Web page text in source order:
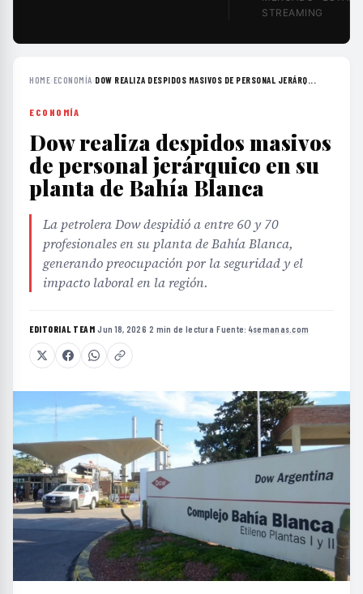
STREAMING
HOME›ECONOMÍA›DOW REALIZA DESPIDOS MASIVOS DE PERSONAL JERÁRQ...
ECONOMÍA
Dow realiza despidos masivos
de personal jerárquico en su
planta de Bahía Blanca
La petrolera Dow despidió a entre 60 y 70
profesionales en su planta de Bahía Blanca,
generando preocupación por la seguridad y el
impacto laboral en la región.
EDITORIAL TEAM·Jun 18, 2026·2 min de lectura·Fuente: 4semanas.com